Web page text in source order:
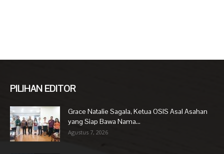
PILIHAN EDITOR
Grace Natalie Sagala, Ketua OSIS Asal Asahan
yang Siap Bawa Nama...
Agustus 7, 2026